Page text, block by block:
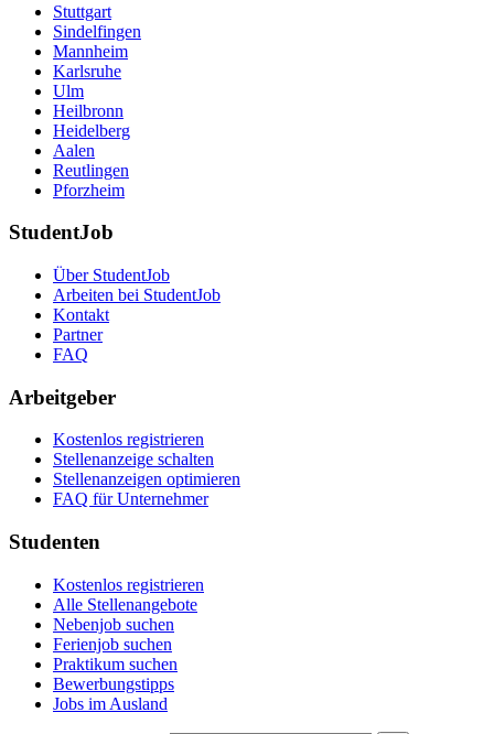
Stuttgart
Sindelfingen
Mannheim
Karlsruhe
Ulm
Heilbronn
Heidelberg
Aalen
Reutlingen
Pforzheim
StudentJob
Über StudentJob
Arbeiten bei StudentJob
Kontakt
Partner
FAQ
Arbeitgeber
Kostenlos registrieren
Stellenanzeige schalten
Stellenanzeigen optimieren
FAQ für Unternehmer
Studenten
Kostenlos registrieren
Alle Stellenangebote
Nebenjob suchen
Ferienjob suchen
Praktikum suchen
Bewerbungstipps
Jobs im Ausland